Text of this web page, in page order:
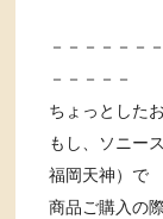
－－－－－－
－－－－－
ちょっとした
もし、ソニー
福岡天神）で
商品ご購入の